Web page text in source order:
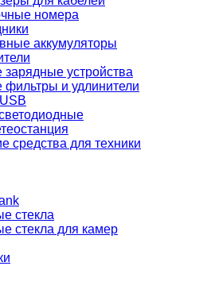
номера
аккумуляторы
устройства
и удлинители
средства для техники
стекла
стекла для камер